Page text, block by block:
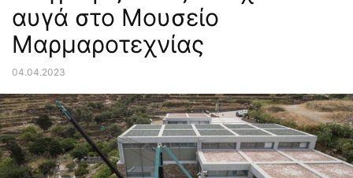
αυγά στο Μουσείο
Μαρμαροτεχνίας
04.04.2023